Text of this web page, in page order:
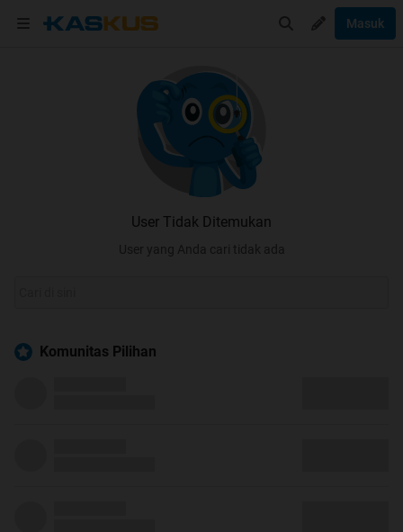
Masuk
User Tidak Ditemukan
User yang Anda cari tidak ada
Komunitas Pilihan